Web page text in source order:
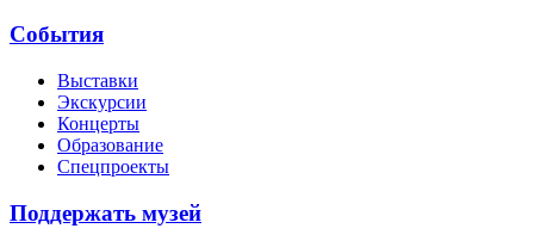
События
Выставки
Экскурсии
Концерты
Образование
Спецпроекты
Поддержать музей